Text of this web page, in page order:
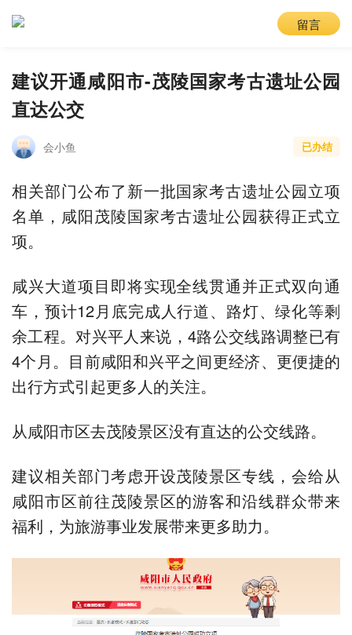
留言
建议开通咸阳市-茂陵国家考古遗址公园
直达公交
会小鱼 已办结
相关部门公布了新一批国家考古遗址公园立项
名单，咸阳茂陵国家考古遗址公园获得正式立
项。
咸兴大道项目即将实现全线贯通并正式双向通
车，预计12月底完成人行道、路灯、绿化等剩
余工程。对兴平人来说，4路公交线路调整已有
4个月。目前咸阳和兴平之间更经济、更便捷的
出行方式引起更多人的关注。
从咸阳市区去茂陵景区没有直达的公交线路。
建议相关部门考虑开设茂陵景区专线，会给从
咸阳市区前往茂陵景区的游客和沿线群众带来
福利，为旅游事业发展带来更多助力。